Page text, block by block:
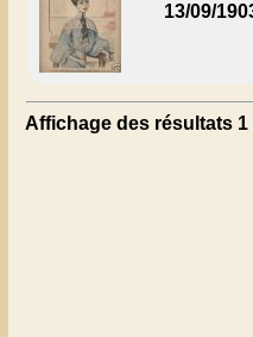
13/09/
Affichage des résultats